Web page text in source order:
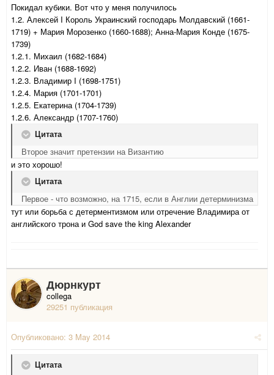
Покидал кубики. Вот что у меня получилось
1.2. Алексей I Король Украинский господарь Молдавский (1661-
1719) + Мария Морозенко (1660-1688); Анна-Мария Конде (1675-
1739)
1.2.1. Михаил (1682-1684)
1.2.2. Иван (1688-1692)
1.2.3. Владимир I (1698-1751)
1.2.4. Мария (1701-1701)
1.2.5. Екатерина (1704-1739)
1.2.6. Александр (1707-1760)
Цитата
Второе значит претензии на Византию
и это хорошо!
Цитата
Первое - что возможно, на 1715, если в Англии детерминизма
тут или борьба с детерментизмом или отречение Владимира от
английского трона и God save the king Alexander
Дюрнкурт
collega
29251 публикация
Опубликовано: 3 May 2014
Цитата